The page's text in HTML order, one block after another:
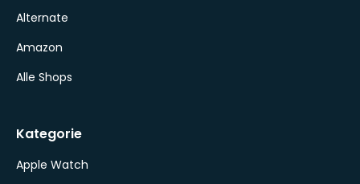
Alternate
Amazon
Alle Shops
Kategorie
Apple Watch